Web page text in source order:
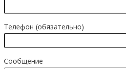
Телефон (обязательно)
Сообщение